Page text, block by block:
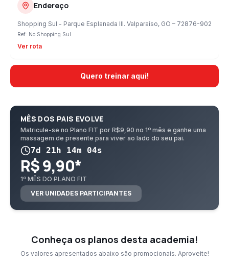
Endereço
Shopping Sul - Parque Esplanada III. Valparaíso, GO – 72876-902
Ref: No Shopping Sul
Ver rota
Quero treinar aqui!
MÊS DOS PAIS EVOLVE
Matricule-se no Plano FIT por R$9,90 no 1º mês e ganhe uma
massagem de presente para viver ao lado do seu pai.
7d 21h 14m 04s
R$ 9,90*
1º MÊS DO PLANO FIT
VER UNIDADES PARTICIPANTES
Conheça os planos desta academia!
Os valores apresentados abaixo são promocionais. Aproveite!